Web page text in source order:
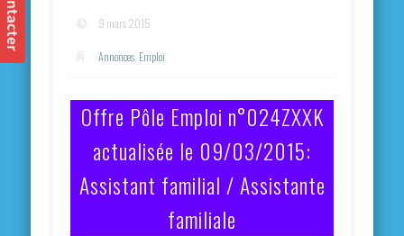
9 mars 2015
Annonces Emploi
Offre Pôle Emploi n°024ZXXK
actualisée le 09/03/2015:
Assistant familial / Assistante
familiale